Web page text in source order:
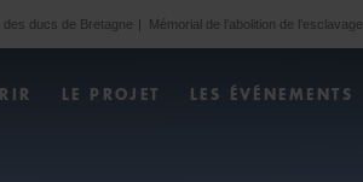
des ducs de Bretagne Mémorial de l’abolition de l’esclavage
LE PROJET LES ÉVÉNEMENTS